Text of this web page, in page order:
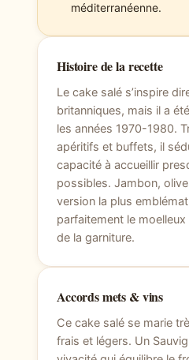
méditerranéenne.
Histoire de la recette
Le cake salé s’inspire
britanniques, mais il a
les années 1970-1980.
apéritifs et buffets, il
capacité à accueillir
possibles. Jambon,
version la plus
parfaitement le
de la garniture.
Accords mets & vins
Ce cake salé se marie
frais et légers. Un